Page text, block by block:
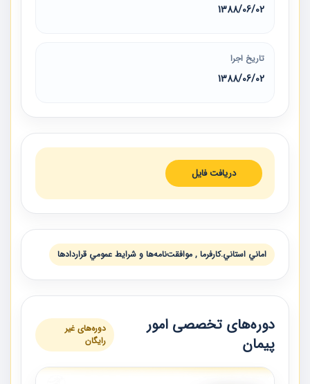
1388/06/02
تاریخ اجرا
1388/06/02
دریافت فایل
اماني استاني.كارفرما , موافقت‌نامه‌ها و شرايط عمومي قراردادها
دوره‌های تخصصی امور
پیمان
دوره‌های غیر
رایگان